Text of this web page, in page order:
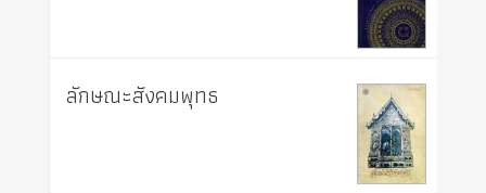
ลักษณะสังคมพุทธ